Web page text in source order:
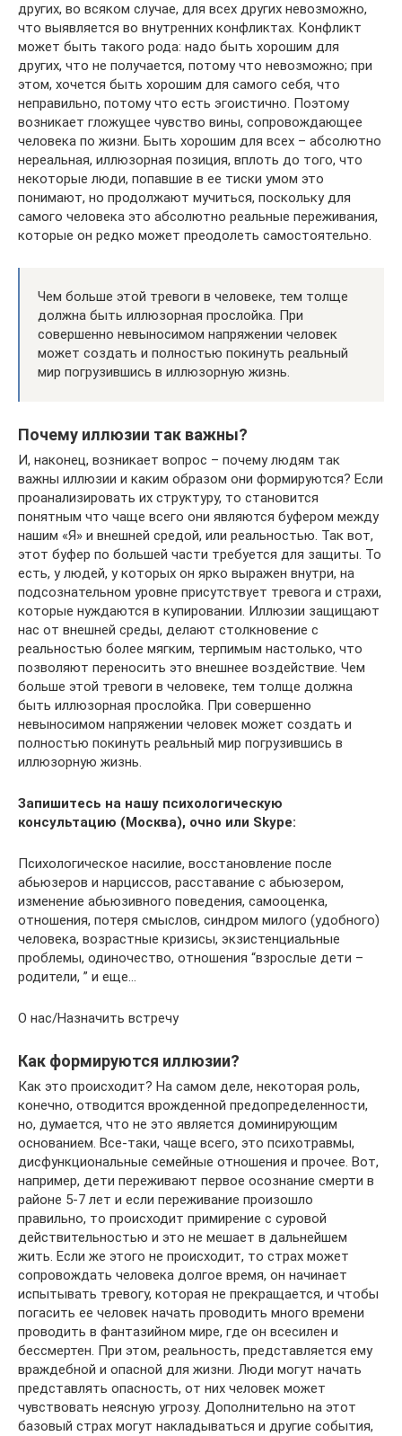
других, во всяком случае, для всех других невозможно,
что выявляется во внутренних конфликтах. Конфликт
может быть такого рода: надо быть хорошим для
других, что не получается, потому что невозможно; при
этом, хочется быть хорошим для самого себя, что
неправильно, потому что есть эгоистично. Поэтому
возникает гложущее чувство вины, сопровождающее
человека по жизни. Быть хорошим для всех – абсолютно
нереальная, иллюзорная позиция, вплоть до того, что
некоторые люди, попавшие в ее тиски умом это
понимают, но продолжают мучиться, поскольку для
самого человека это абсолютно реальные переживания,
которые он редко может преодолеть самостоятельно.
Чем больше этой тревоги в человеке, тем толще
должна быть иллюзорная прослойка. При
совершенно невыносимом напряжении человек
может создать и полностью покинуть реальный
мир погрузившись в иллюзорную жизнь.
Почему иллюзии так важны?
И, наконец, возникает вопрос – почему людям так
важны иллюзии и каким образом они формируются? Если
проанализировать их структуру, то становится
понятным что чаще всего они являются буфером между
нашим «Я» и внешней средой, или реальностью. Так вот,
этот буфер по большей части требуется для защиты. То
есть, у людей, у которых он ярко выражен внутри, на
подсознательном уровне присутствует тревога и страхи,
которые нуждаются в купировании. Иллюзии защищают
нас от внешней среды, делают столкновение с
реальностью более мягким, терпимым настолько, что
позволяют переносить это внешнее воздействие. Чем
больше этой тревоги в человеке, тем толще должна
быть иллюзорная прослойка. При совершенно
невыносимом напряжении человек может создать и
полностью покинуть реальный мир погрузившись в
иллюзорную жизнь.
Запишитесь на нашу психологическую
консультацию (Москва), очно или Skype:
Психологическое насилие, восстановление после
абьюзеров и нарциссов, расставание с абьюзером,
изменение абьюзивного поведения, самооценка,
отношения, потеря смыслов, синдром милого (удобного)
человека, возрастные кризисы, экзистенциальные
проблемы, одиночество, отношения “взрослые дети –
родители, ” и еще…
О нас/Назначить встречу
Как формируются иллюзии?
Как это происходит? На самом деле, некоторая роль,
конечно, отводится врожденной предопределенности,
но, думается, что не это является доминирующим
основанием. Все-таки, чаще всего, это психотравмы,
дисфункциональные семейные отношения и прочее. Вот,
например, дети переживают первое осознание смерти в
районе 5-7 лет и если переживание произошло
правильно, то происходит примирение с суровой
действительностью и это не мешает в дальнейшем
жить. Если же этого не происходит, то страх может
сопровождать человека долгое время, он начинает
испытывать тревогу, которая не прекращается, и чтобы
погасить ее человек начать проводить много времени
проводить в фантазийном мире, где он всесилен и
бессмертен. При этом, реальность, представляется ему
враждебной и опасной для жизни. Люди могут начать
представлять опасность, от них человек может
чувствовать неясную угрозу. Дополнительно на этот
базовый страх могут накладываться и другие события,